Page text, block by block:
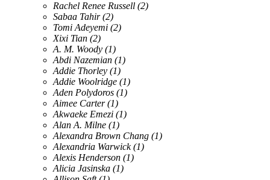
Rachel Renee Russell (2)
Sabaa Tahir (2)
Tomi Adeyemi (2)
Xixi Tian (2)
A. M. Woody (1)
Abdi Nazemian (1)
Addie Thorley (1)
Addie Woolridge (1)
Aden Polydoros (1)
Aimee Carter (1)
Akwaeke Emezi (1)
Alan A. Milne (1)
Alexandra Brown Chang (1)
Alexandria Warwick (1)
Alexis Henderson (1)
Alicia Jasinska (1)